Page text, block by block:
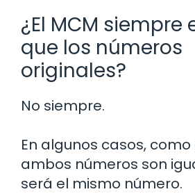
¿El MCM siempre
que los números
originales?
No siempre.
En algunos casos,
ambos números son
será el mismo número.